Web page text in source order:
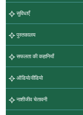
सुविधाएँ
पुस्तकालय
सफलता की कहानियाँ
ऑडियो/वीडियो
नाशीजीव चेतावनी